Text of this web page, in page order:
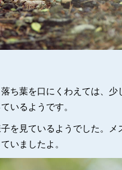
ち葉を口にくわえては、少
いるようです。
を見ているようでした。メ
いましたよ。